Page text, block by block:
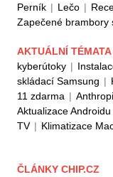
Perník | Lečo |
Zapečené brambory
AKTUÁLNÍ TÉMATA
kyberútoky |
skládací Samsung |
11 zdarma |
Aktualizace
TV | Klimatizace
ČLÁNKY CHIP.CZ